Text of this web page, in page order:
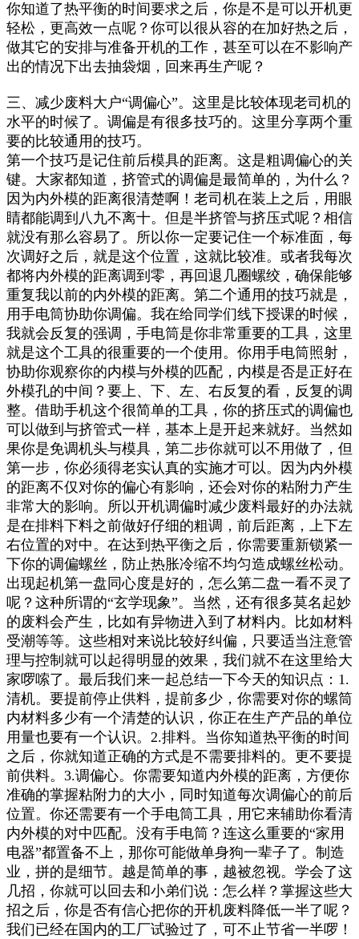
你知道了热平衡的时间要求之后，你是不是可以开机更
轻松，更高效一点呢？你可以很从容的在加好热之后，
做其它的安排与准备开机的工作，甚至可以在不影响产
出的情况下出去抽袋烟，回来再生产呢？
三、减少废料大户“调偏心”。这里是比较体现老司机的
水平的时候了。调偏是有很多技巧的。这里分享两个重
要的比较通用的技巧。
第一个技巧是记住前后模具的距离。这是粗调偏心的关
键。大家都知道，挤管式的调偏是最简单的，为什么？
因为内外模的距离很清楚啊！老司机在装上之后，用眼
睛都能调到八九不离十。但是半挤管与挤压式呢？相信
就没有那么容易了。所以你一定要记住一个标准面，每
次调好之后，就是这个位置，这就比较准。或者我每次
都将内外模的距离调到零，再回退几圈螺绞，确保能够
重复我以前的内外模的距离。第二个通用的技巧就是，
用手电筒协助你调偏。我在给同学们线下授课的时候，
我就会反复的强调，手电筒是你非常重要的工具，这里
就是这个工具的很重要的一个使用。你用手电筒照射，
协助你观察你的内模与外模的匹配，内模是否是正好在
外模孔的中间？要上、下、左、右反复的看，反复的调
整。借助手机这个很简单的工具，你的挤压式的调偏也
可以做到与挤管式一样，基本上是开起来就好。当然如
果你是免调机头与模具，第二步你就可以不用做了，但
第一步，你必须得老实认真的实施才可以。因为内外模
的距离不仅对你的偏心有影响，还会对你的粘附力产生
非常大的影响。所以开机调偏时减少废料最好的办法就
是在排料下料之前做好仔细的粗调，前后距离，上下左
右位置的对中。在达到热平衡之后，你需要重新锁紧一
下你的调偏螺丝，防止热胀冷缩不均匀造成螺丝松动。
出现起机第一盘同心度是好的，怎么第二盘一看不灵了
呢？这种所谓的“玄学现象”。当然，还有很多莫名起妙
的废料会产生，比如有异物进入到了材料内。比如材料
受潮等等。这些相对来说比较好纠偏，只要适当注意管
理与控制就可以起得明显的效果，我们就不在这里给大
家啰嗦了。最后我们来一起总结一下今天的知识点：1.
清机。要提前停止供料，提前多少，你需要对你的螺筒
内材料多少有一个清楚的认识，你正在生产产品的单位
用量也要有一个认识。2.排料。当你知道热平衡的时间
之后，你就知道正确的方式是不需要排料的。更不要提
前供料。3.调偏心。你需要知道内外模的距离，方便你
准确的掌握粘附力的大小，同时知道每次调偏心的前后
位置。你还需要有一个手电筒工具，用它来辅助你看清
内外模的对中匹配。没有手电筒？连这么重要的“家用
电器”都置备不上，那你可能做单身狗一辈子了。制造
业，拼的是细节。越是简单的事，越被忽视。学会了这
几招，你就可以回去和小弟们说：怎么样？掌握这些大
招之后，你是否有信心把你的开机废料降低一半了呢？
我们已经在国内的工厂试验过了，可不止节省一半啰！